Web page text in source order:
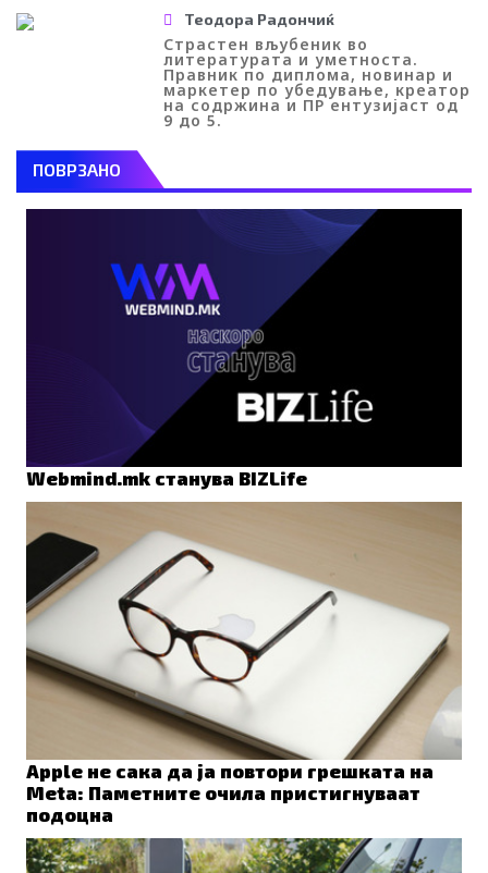
Теодора Радончиќ
Страстен вљубеник во
литературата и уметноста.
Правник по диплома, новинар и
маркетер по убедување, креатор
на содржина и ПР ентузијаст од
9 до 5.
ПОВРЗАНО
Webmind.mk станува BIZLife
Apple не сака да ја повтори грешката на
Meta: Паметните очила пристигнуваат
подоцна